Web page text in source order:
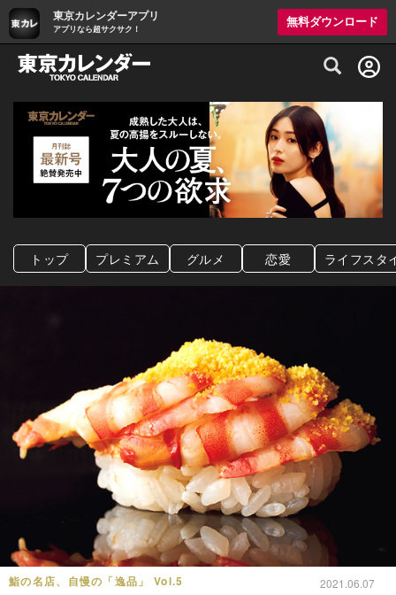
東京カレンダーアプリ
アプリなら超サクサク！
無料ダウンロード
グルメ情報・プレミアムレストラン予約
トップ プレミアム グルメ 恋愛 ライフスタ
鮨の名店、自慢の「逸品」 Vol.5 2021.06.07